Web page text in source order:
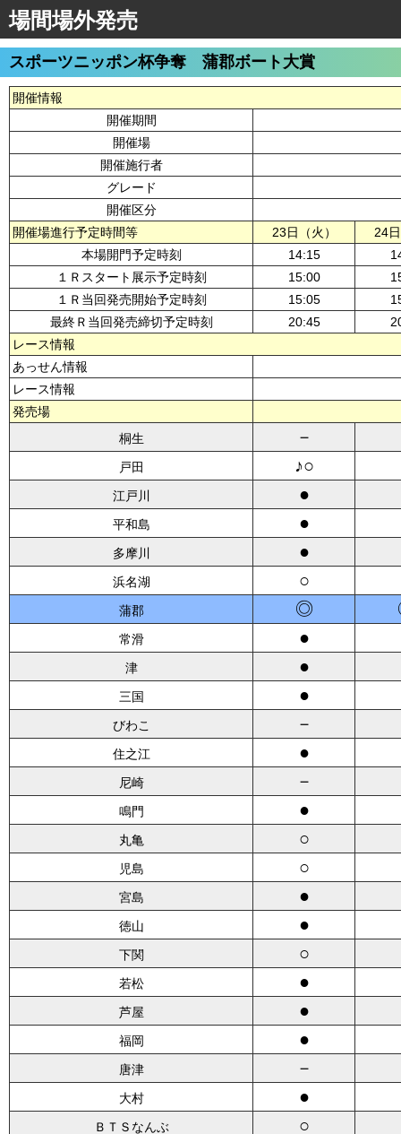
場間場外発売
スポーツニッポン杯争奪 蒲郡ボート大賞
開催情報
開催期間
開催場
開催施行者
グレード
開催区分
開催場進行予定時間等
23日（火）
24
本場開門予定時刻
14:15
１Ｒスタート展示予定時刻
15:00
１Ｒ当回発売開始予定時刻
15:05
最終Ｒ当回発売締切予定時刻
20:45
レース情報
あっせん情報
レース情報
発売場
桐生
－
戸田 ♪○
江戸川 ●
平和島 ●
多摩川 ●
浜名湖 ○
蒲郡 ◎
常滑 ●
津 ●
三国 ●
びわこ －
住之江 ●
尼崎 －
鳴門 ●
丸亀 ○
児島 ○
宮島 ●
徳山 ●
下関 ○
若松 ●
芦屋 ●
福岡 ●
唐津 －
大村 ●
ＢＴＳなんぶ ○